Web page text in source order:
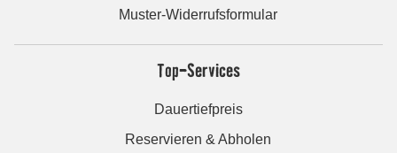
Muster-Widerrufsformular
Top-Services
Dauertiefpreis
Reservieren & Abholen